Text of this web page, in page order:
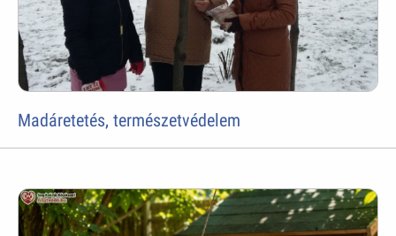
Madáretetés, természetvédelem